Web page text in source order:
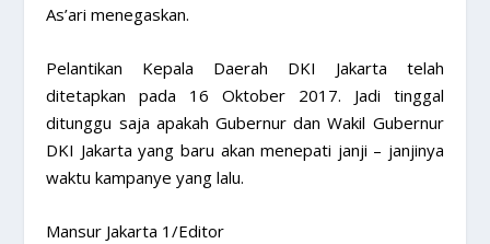
As’ari menegaskan.
Pelantikan Kepala Daerah DKI Jakarta telah
ditetapkan pada 16 Oktober 2017. Jadi tinggal
ditunggu saja apakah Gubernur dan Wakil Gubernur
DKI Jakarta yang baru akan menepati janji – janjinya
waktu kampanye yang lalu.
Mansur Jakarta 1/Editor